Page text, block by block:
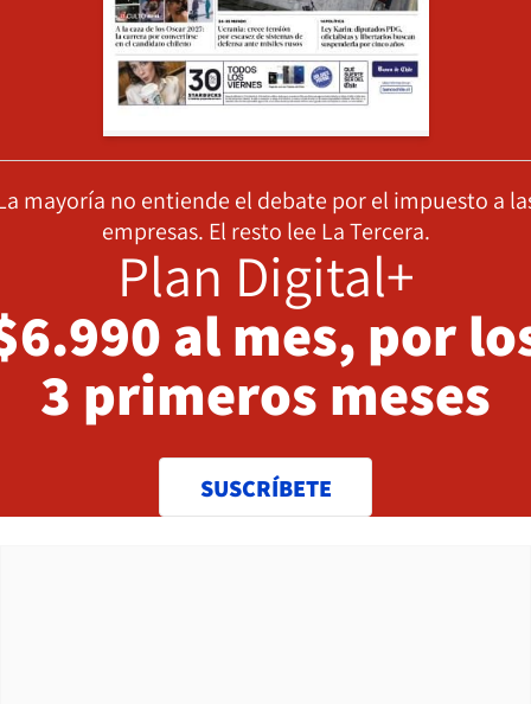
mayoría no entiende el debate por el impuesto a
empresas. El resto lee La Tercera.
Plan Digital+
al mes, por
3 primeros meses
SUSCRÍBETE